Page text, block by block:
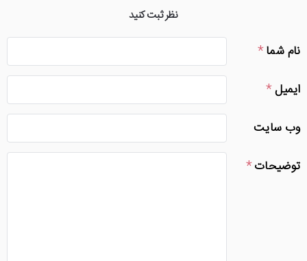
نظر ثبت کنید
نام شما
ایمیل
وب سایت
توضیحات